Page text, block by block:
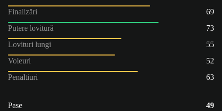
Finalizări
69
Putere lovitură
73
Lovituri lungi
55
Voleuri
52
Penaltiuri
63
Pase
49